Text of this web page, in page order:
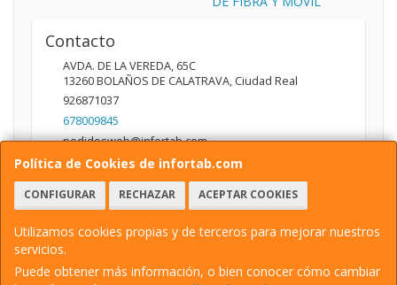
Política de Cookies de infortab.com
CONFIGURAR RECHAZAR ACEPTAR COOKIES
Utilizamos cookies propias y de terceros para mejorar nuestros
servicios.
Puede obtener más información, o bien conocer cómo cambiar
Contacto
AVDA. DE LA VEREDA, 65C
13260BOLAÑOS DE CALATRAVA, Ciudad Real
926871037
678009845
pedidosweb@infortab.com
Horario
10:00 A 14:00 17:00 A 20:30